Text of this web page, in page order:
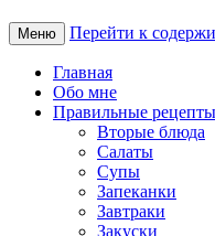
Меню Перейти к
Главная
Обо мне
Правильные рецепты
Вторые блюда
Салаты
Супы
Запеканки
Завтраки
Закуски